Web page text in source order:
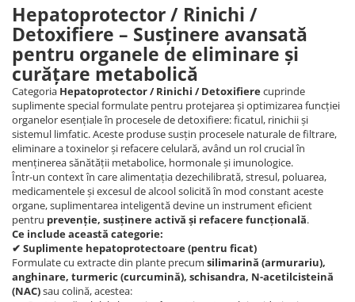
Hepatoprotector / Rinichi /
Detoxifiere – Susținere avansată
pentru organele de eliminare și
curățare metabolică
Categoria Hepatoprotector / Rinichi / Detoxifierecuprinde
suplimente special formulate pentru protejarea și optimizarea funcției
organelor esențiale în procesele de detoxifiere: ficatul, rinichii și
sistemul limfatic. Aceste produse susțin procesele naturale de filtrare,
eliminare a toxinelor și refacere celulară, având un rol crucial în
menținerea sănătății metabolice, hormonale și imunologice.
Într-un context în care alimentația dezechilibrată, stresul, poluarea,
medicamentele și excesul de alcool solicită în mod constant aceste
organe, suplimentarea inteligentă devine un instrument eficient
pentru prevenție, susținere activă și refacere funcțională.
Ce include această categorie:
✔ Suplimente hepatoprotectoare (pentru ficat)
Formulate cu extracte din plante precum silimarină (armurariu),
anghinare, turmeric (curcumină), schisandra, N-acetilcisteină
(NAC)sau colină, acestea: